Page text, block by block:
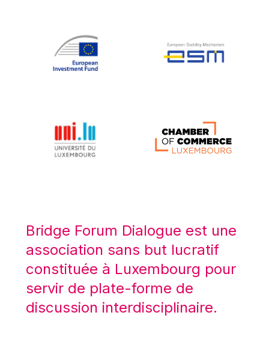
Klaus-Heiner Lehne
Koen LENAERTS
Lars Heikensten
Lucas Papademos
Máire Geoghegan-Quinn
Mario Centeno
Mario Monti
Maroš ŠEFČOVIČ
Martin Bailey
Martine Reicherts
Bridge Forum Dialogue est une
association sans but lucratif
constituée à Luxembourg pour
servir de plate-forme de
discussion interdisciplinaire.